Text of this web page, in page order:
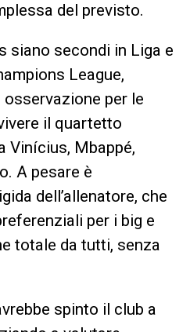
del previsto.
siano secondi in Liga e
League,
per le
il quartetto
Vinícius, Mbappé,
A pesare è
dell’allenatore, che
per i big e
totale da tutti, senza
spinto il club a